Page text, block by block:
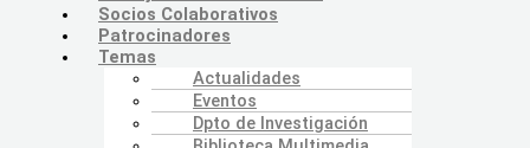
Socios Colaborativos
Patrocinadores
Temas
Actualidades
Eventos
Dpto de Investigación